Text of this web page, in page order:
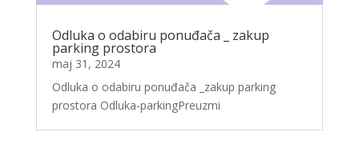
Odluka o odabiru ponuđača _ zakup
parking prostora
maj 31, 2024
Odluka o odabiru ponuđača _zakup parking
prostora Odluka-parkingPreuzmi